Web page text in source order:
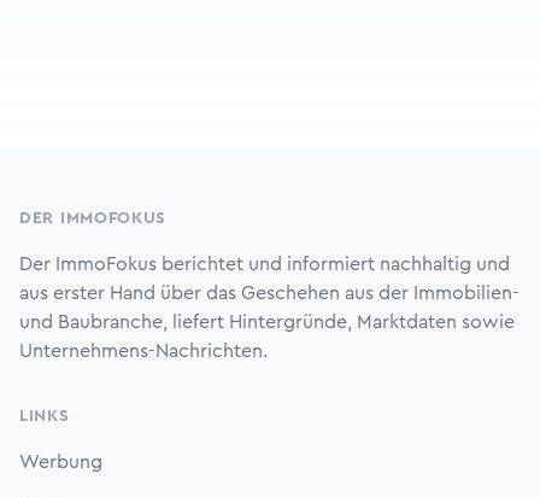
DER IMMOFOKUS
Der ImmoFokus berichtet und informiert nachhaltig und
aus erster Hand über das Geschehen aus der Immobilien-
und Baubranche, liefert Hintergründe, Marktdaten sowie
Unternehmens-Nachrichten.
LINKS
Werbung